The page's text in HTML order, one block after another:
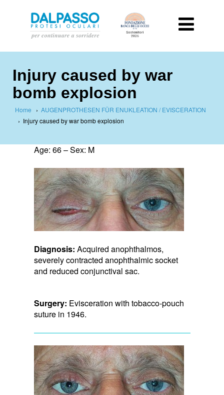
Injury caused by war
bomb explosion
Home › AUGENPROTHESEN FÜR ENUKLEATION / EVISCERATION
› Injury caused by war bomb explosion
Age: 66 – Sex: M
Diagnosis: Acquired anophthalmos,
severely contracted anophthalmic socket
and reduced conjunctival sac.
Surgery: Evisceration with tobacco-pouch
suture in 1946.